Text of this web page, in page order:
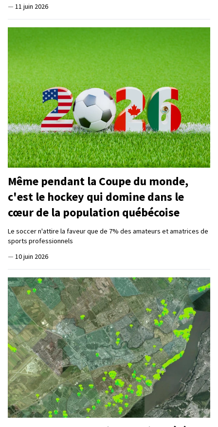
— 11 juin 2026
Même pendant la Coupe du monde,
c'est le hockey qui domine dans le
cœur de la population québécoise
Le soccer n'attire la faveur que de 7% des amateurs et amatrices de
sports professionnels
— 10 juin 2026